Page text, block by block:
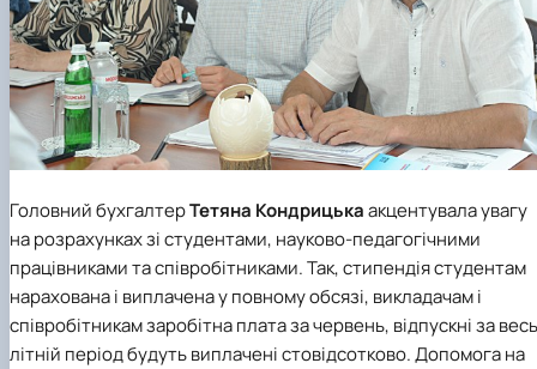
Головний бухгалтерТетяна Кондрицькаакцентувала увагу
на розрахунках зі студентами, науково-педагогічними
працівниками та співробітниками. Так, стипендія студентам
нарахована і виплачена у повному обсязі, викладачам і
співробітникам заробітна плата за червень, відпускні за весь
літній період будуть виплачені стовідсотково. Допомога на